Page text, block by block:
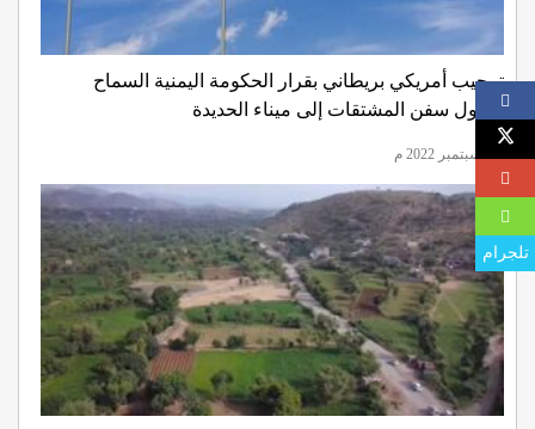
ترحيب أمريكي بريطاني بقرار الحكومة اليمنية السماح
بدخول سفن المشتقات إلى ميناء الحديدة
تلجرام